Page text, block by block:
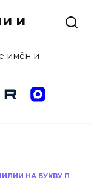
и
имён и
НА БУКВУ П